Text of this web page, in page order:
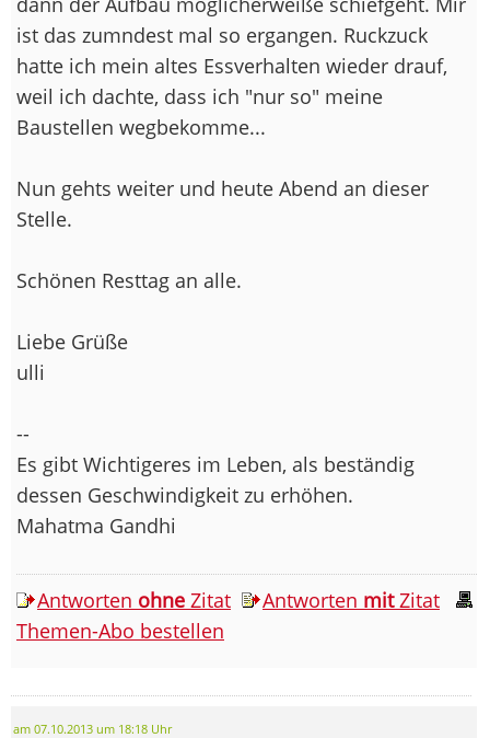
ist das zumndest mal so ergangen. Ruckzuck
hatte ich mein altes Essverhalten wieder drauf,
weil ich dachte, dass ich "nur so" meine
Baustellen wegbekomme...
Nun gehts weiter und heute Abend an dieser
Stelle.
Schönen Resttag an alle.
Liebe Grüße
ulli
--
Es gibt Wichtigeres im Leben, als beständig
dessen Geschwindigkeit zu erhöhen.
Mahatma Gandhi
Antworten ohne Zitat Antworten mitZitat
Themen-Abo bestellen
am 07.10.2013 um 18:18 Uhr